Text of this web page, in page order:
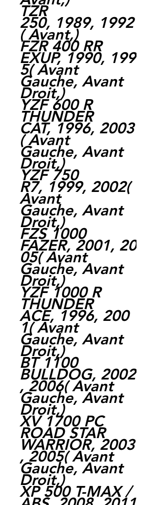
TZR
250, 1989, 1992
( Avant,)
FZR 400 RR
EXUP, 1990, 199
5( Avant
Gauche, Avant
Droit,)
YZF 600 R
THUNDER
CAT, 1996, 2003
( Avant
Gauche, Avant
Droit,)
YZF 750
R7, 1999, 2002(
Avant
Gauche, Avant
Droit,)
FZS 1000
FAZER, 2001, 20
05( Avant
Gauche, Avant
Droit,)
YZF 1000 R
THUNDER
ACE, 1996, 200
1( Avant
Gauche, Avant
Droit,)
BT 1100
BULLDOG, 2002
, 2006( Avant
Gauche, Avant
Droit,)
XV 1700 PC
ROAD STAR
WARRIOR, 2003
, 2005( Avant
Gauche, Avant
Droit,)
XP 500 T-MAX /